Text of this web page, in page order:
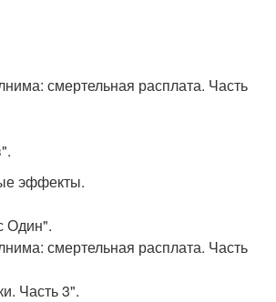
смертельная расплата. Часть
эффекты.
Один".
смертельная расплата. Часть
Часть 3".